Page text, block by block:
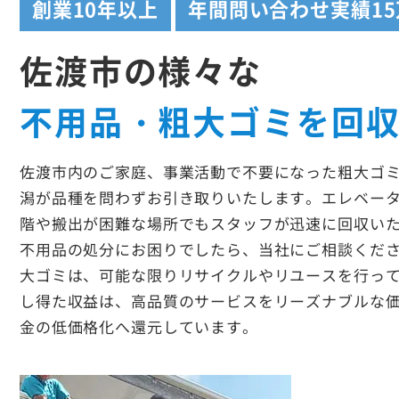
創業10年以上 年間問い合わせ実績
佐渡市の様々な
不用品・粗大ゴミを回
佐渡市内のご家庭、事業活動で不要になった粗大ゴ
潟が品種を問わずお引き取りいたします。エレベー
階や搬出が困難な場所でもスタッフが迅速に回収い
不用品の処分にお困りでしたら、当社にご相談くだ
大ゴミは、可能な限りリサイクルやリユースを行っ
し得た収益は、高品質のサービスをリーズナブルな
金の低価格化へ還元しています。